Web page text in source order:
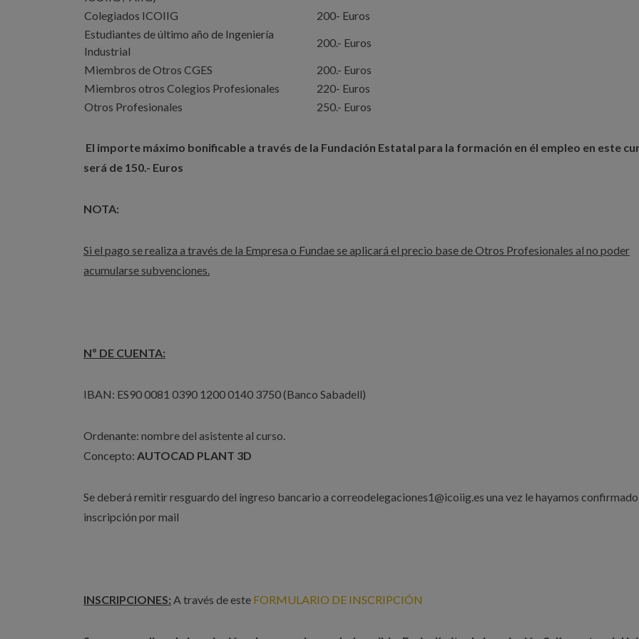
Colegiados ICOIIG
200- Euros
Estudiantes de último año de Ingeniería
Industrial
200.- Euros
Miembros de Otros CGES
200.- Euros
Miembros otros Colegios Profesionales
220- Euros
Otros Profesionales
250.- Euros
El importe máximo bonificable a través de la Fundación Estatal para la formación en él empleo en este
será de 150.- Euros
NOTA:
Si el pago se realiza a través de la Empresa o Fundae se aplicará el precio base de Otros Profesionales al no poder
acumularse subvenciones.
Nº DE CUENTA:
IBAN: ES90 0081 0390 1200 0140 3750 (Banco Sabadell)
Ordenante: nombre del asistente al curso.
Concepto: AUTOCAD PLANT 3D
Se deberá remitir resguardo del ingreso bancario a correodelegaciones1@icoiig.es una vez le hayamos
inscripción por mail
INSCRIPCIONES: A través de este FORMULARIO DE INSCRIPCIÓN